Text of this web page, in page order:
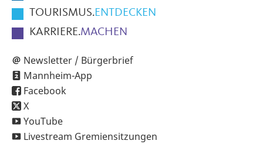
TOURISMUS.ENTDECKEN
KARRIERE.MACHEN
Newsletter / Bürgerbrief
Mannheim-App
Facebook
X
YouTube
Livestream Gremiensitzungen